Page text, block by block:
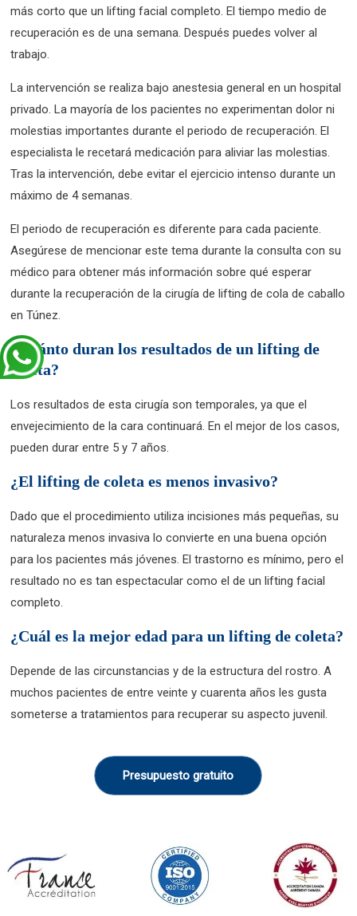
más corto que un lifting facial completo. El tiempo medio de
recuperación es de una semana. Después puedes volver al
trabajo.
La intervención se realiza bajo anestesia general en un hospital
privado. La mayoría de los pacientes no experimentan dolor ni
molestias importantes durante el periodo de recuperación. El
especialista le recetará medicación para aliviar las molestias.
Tras la intervención, debe evitar el ejercicio intenso durante un
máximo de 4 semanas.
El periodo de recuperación es diferente para cada paciente.
Asegúrese de mencionar este tema durante la consulta con su
médico para obtener más información sobre qué esperar
durante la recuperación de la cirugía de lifting de cola de caballo
en Túnez.
¿Cuánto duran los resultados de un lifting de
coleta?
Los resultados de esta cirugía son temporales, ya que el
envejecimiento de la cara continuará. En el mejor de los casos,
pueden durar entre 5 y 7 años.
¿El lifting de coleta es menos invasivo?
Dado que el procedimiento utiliza incisiones más pequeñas, su
naturaleza menos invasiva lo convierte en una buena opción
para los pacientes más jóvenes. El trastorno es mínimo, pero el
resultado no es tan espectacular como el de un lifting facial
completo.
¿Cuál es la mejor edad para un lifting de coleta?
Depende de las circunstancias y de la estructura del rostro. A
muchos pacientes de entre veinte y cuarenta años les gusta
someterse a tratamientos para recuperar su aspecto juvenil.
Presupuesto gratuito